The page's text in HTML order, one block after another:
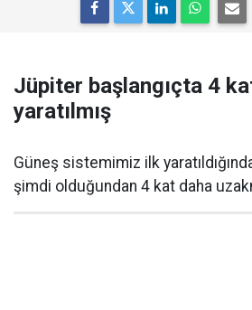
Jüpiter başlangıçta 4
yaratılmış
Güneş sistemimiz ilk
şimdi olduğundan 4 kat daha